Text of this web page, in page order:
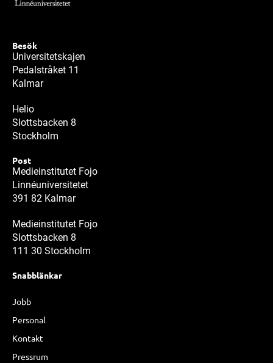
Besök
Universitetskajen
Pedalstråket 11
Kalmar
Helio
Slottsbacken 8
Stockholm
Post
Medieinstitutet Fojo
Linnéuniversitetet
391 82 Kalmar
Medieinstitutet Fojo
Slottsbacken 8
111 30 Stockholm
Snabblänkar
Jobb
Personal
Kontakt
Pressrum